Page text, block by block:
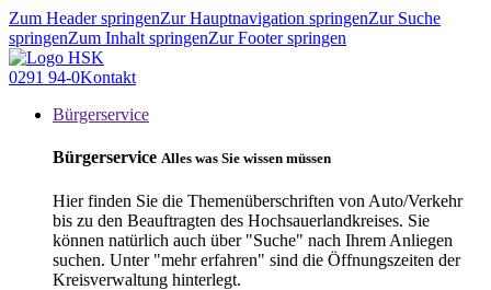
Zum Header springenZur Hauptnavigation springenZur Suche
springenZum Inhalt springenZur Footer springen
0291 94-0Kontakt
Bürgerservice
Bürgerservice Alles was Sie wissen müssen
Hier finden Sie die Themenüberschriften von Auto/Verkehr
bis zu den Beauftragten des Hochsauerlandkreises. Sie
können natürlich auch über "Suche" nach Ihrem Anliegen
suchen. Unter "mehr erfahren" sind die Öffnungszeiten der
Kreisverwaltung hinterlegt.